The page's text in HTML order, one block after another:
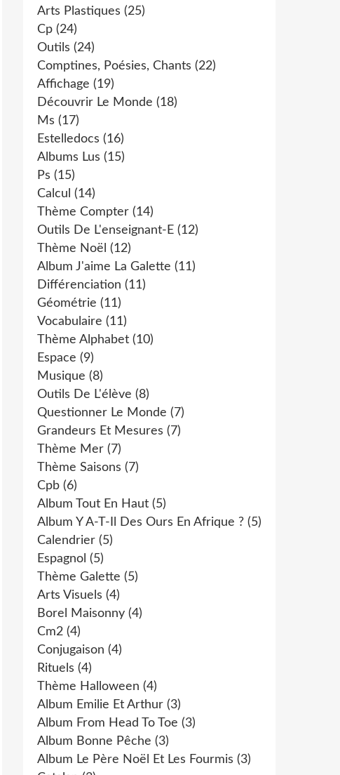
Arts Plastiques (25)
Cp (24)
Outils (24)
Comptines, Poésies, Chants (22)
Affichage (19)
Découvrir Le Monde (18)
Ms (17)
Estelledocs (16)
Albums Lus (15)
Ps (15)
Calcul (14)
Thème Compter (14)
Outils De L'enseignant-E (12)
Thème Noël (12)
Album J'aime La Galette (11)
Différenciation (11)
Géométrie (11)
Vocabulaire (11)
Thème Alphabet (10)
Espace (9)
Musique (8)
Outils De L'élève (8)
Questionner Le Monde (7)
Grandeurs Et Mesures (7)
Thème Mer (7)
Thème Saisons (7)
Cpb (6)
Album Tout En Haut (5)
Album Y A-T-Il Des Ours En Afrique ? (5)
Calendrier (5)
Espagnol (5)
Thème Galette (5)
Arts Visuels (4)
Borel Maisonny (4)
Cm2 (4)
Conjugaison (4)
Rituels (4)
Thème Halloween (4)
Album Emilie Et Arthur (3)
Album From Head To Toe (3)
Album Bonne Pêche (3)
Album Le Père Noël Et Les Fourmis (3)